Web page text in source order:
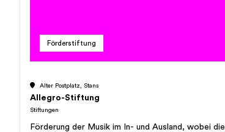
Förderstiftung
Alter Postplatz, Stans
Allegro-Stiftung
Stiftungen
Förderung der Musik im In- und Ausland, wobei die